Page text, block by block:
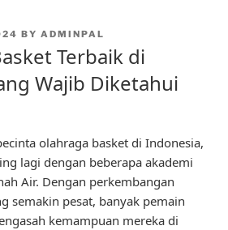
BY ADMINPAL
Terbaik di
Wajib Diketahui
olahraga basket di Indonesia,
lagi dengan beberapa akademi
Air. Dengan perkembangan
semakin pesat, banyak pemain
kemampuan mereka di